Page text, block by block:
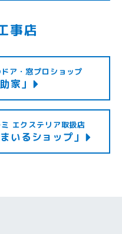
事店
ア・窓プロショップ
家」
エクステリア取扱店
いるショップ」